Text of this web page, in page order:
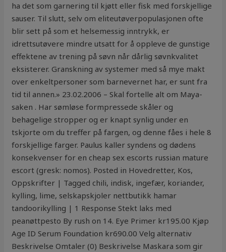
ha det som garnering til kjøtt eller fisk med forskjellige
sauser. Til slutt, selv om eliteutøverpopulasjonen ofte
blir sett på som et helsemessig inntrykk, er
idrettsutøvere mindre utsatt for å oppleve de gunstige
effektene av trening på søvn når dårlig søvnkvalitet
eksisterer. Granskning av systemer med så mye makt
over enkeltpersoner som barnevernet har, er sunt fra
tid til annen.» 23.02.2006 – Skal fortelle alt om Maya-
saken . Har sømløse formpressede skåler og
behagelige stropper og er knapt synlig under en
tskjorte om du treffer på fargen, og denne fåes i hele 8
forskjellige farger. Paulus kaller syndens og dødens
konsekvenser for en cheap sex escorts russian mature
escort (gresk: nomos). Posted in Hovedretter, Kos,
Oppskrifter | Tagged chili, indisk, ingefær, koriander,
kylling, lime, selskapskjoler nettbutikk hamar
tandoorikylling | 1 Response Stekt laks med
peanøttpesto By rush on 14. Eye Primer kr195.00 Kjøp
Age ID Serum Foundation kr690.00 Velg alternativ
Beskrivelse Omtaler (0) Beskrivelse Maskara som gir